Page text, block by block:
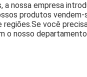
a nossa empresa
produtos
regiões.Se você
o nosso